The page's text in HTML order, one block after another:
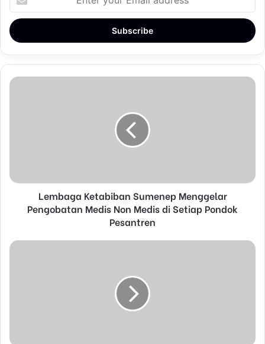
e
y
u
d
s
Lembaga Ketabiban Sumenep Menggelar
Pengobatan Medis Non Medis di Setiap Pondok
Pesantren